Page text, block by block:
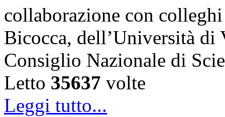
collaborazione con
Bicocca, dell’Università di
Consiglio Nazionale di
Letto 35637 volte
Leggi tutto...